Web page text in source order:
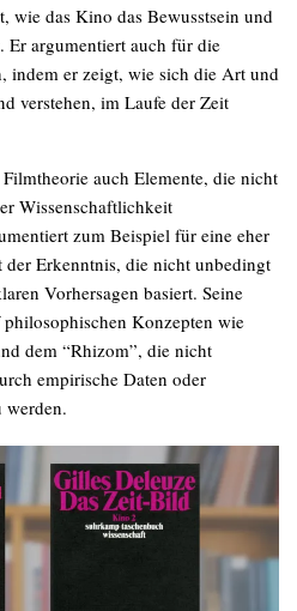
wie das Kino das Bewusstsein und
Er argumentiert auch für die
indem er zeigt, wie sich die Art und
verstehen, im Laufe der Zeit
auch Elemente, die nicht
Wissenschaftlichkeit
zum Beispiel für eine eher
Erkenntnis, die nicht unbedingt
Vorhersagen basiert. Seine
Konzepten wie
dem “Rhizom”, die nicht
empirische Daten oder
werden.